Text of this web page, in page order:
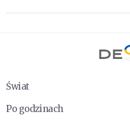
Świat
Po godzinach